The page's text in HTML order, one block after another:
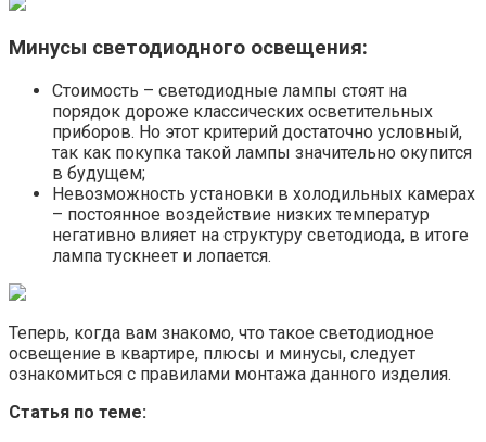
Минусы светодиодного освещения:
Стоимость – светодиодные лампы стоят на
порядок дороже классических осветительных
приборов. Но этот критерий достаточно условный,
так как покупка такой лампы значительно окупится
в будущем;
Невозможность установки в холодильных камерах
– постоянное воздействие низких температур
негативно влияет на структуру светодиода, в итоге
лампа тускнеет и лопается.
Теперь, когда вам знакомо, что такое светодиодное
освещение в квартире, плюсы и минусы, следует
ознакомиться с правилами монтажа данного изделия.
Статья по теме: